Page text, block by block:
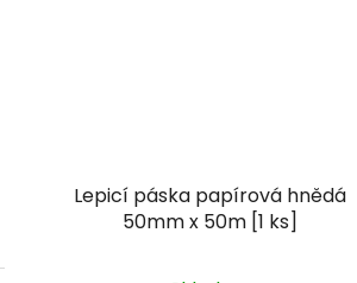
Lepicí páska papírová hnědá
50mm x 50m [1 ks]